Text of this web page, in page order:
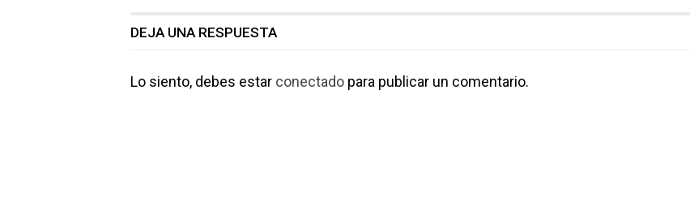
DEJA UNA RESPUESTA
Lo siento, debes estar conectado para publicar un comentario.